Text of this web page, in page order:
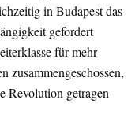
in Budapest das
gefordert
für mehr
zusammengeschossen,
Revolution getragen